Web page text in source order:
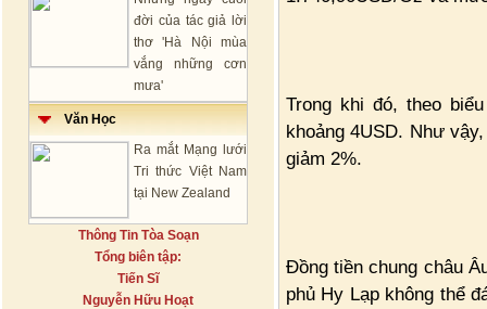
đời của tác giả lời
thơ 'Hà Nội mùa
vắng những cơn
mưa'
Văn Học
Ra mắt Mạng lưới
Tri thức Việt Nam
tại New Zealand
Thông Tin Tòa Soạn
Tổng biên tập:
Tiến Sĩ
Nguyễn Hữu Hoạt
Trong khi đó, theo
khoảng 4USD. Như
giảm 2%.
Đồng tiền chung châu
phủ Hy Lạp không thể